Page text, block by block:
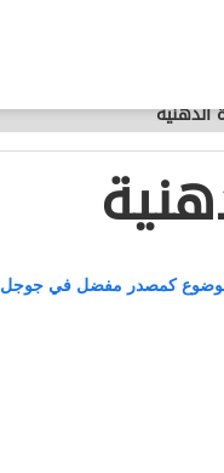
كمصدر مفضل في جوجل